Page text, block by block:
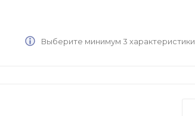
Выберите минимум 3 характеристики